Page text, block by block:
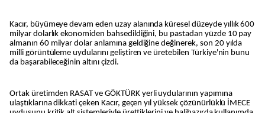
Kacır, büyümeye devam eden uzay alanında küresel düzeyde yıllık 600
milyar dolarlık ekonomiden bahsedildiğini, bu pastadan yüzde 10 pay
almanın 60 milyar dolar anlamına geldiğine değinerek, son 20 yılda
milli görüntüleme uydularını geliştiren ve üretebilen Türkiye'nin bunu
da başarabileceğinin altını çizdi.
Ortak üretimden RASAT ve GÖKTÜRK yerli uydularının yapımına
ulaştıklarına dikkati çeken Kacır, geçen yıl yüksek çözünürlüklü İMECE